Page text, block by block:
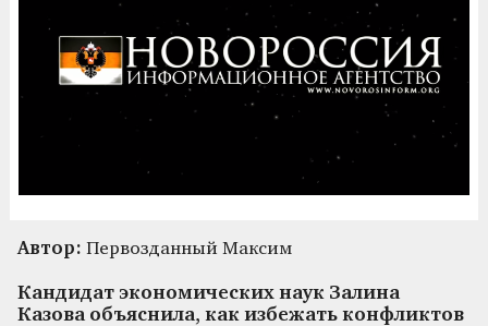
Автор: Первозданный Максим
Кандидат экономических наук Залина
Казова объяснила, как избежать конфликтов